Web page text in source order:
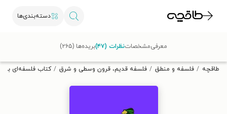
دسته‌بندی‌ها
تخفیف از طاقچه دریافت کن.
طاقچه فلسفه و منطق فلسفه قدیم، قرون وسطی و شرق کتاب فلسفه‌ای
معرفیمشخصاتنظرات (۴۷) بریده‌ها (۲۶۵)